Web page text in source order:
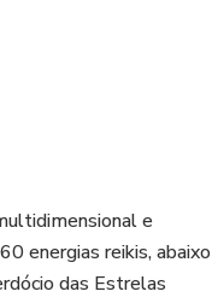
e
energias reikis, abaixo
das Estrelas